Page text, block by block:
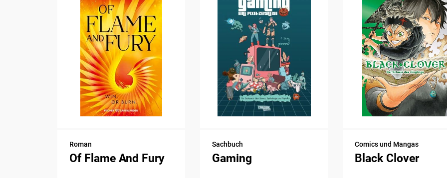
Roman
Of Flame And Fury
Sachbuch
Gaming
Comics und Mangas
Black Clover